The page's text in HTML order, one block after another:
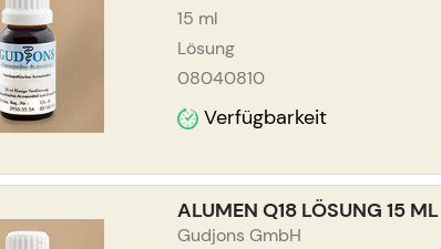
15 ml
Lösung
08040810
Verfügbarkeit
ALUMEN Q18 LÖSUNG 15 ML
Gudjons GmbH